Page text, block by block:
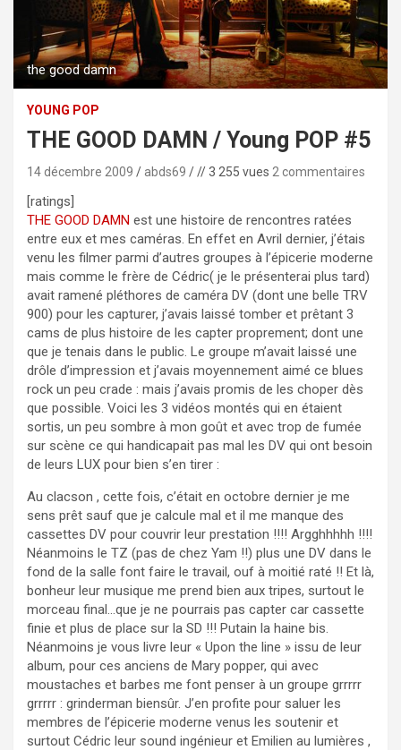
the good damn
YOUNG POP
THE GOOD DAMN / Young POP #5
14 décembre 2009 abds69 // 3 255 vues 2 commentaires
[ratings]
THE GOOD DAMN est une histoire de rencontres ratées
entre eux et mes caméras. En effet en Avril dernier, j’étais
venu les filmer parmi d’autres groupes à l’épicerie moderne
mais comme le frère de Cédric( je le présenterai plus tard)
avait ramené pléthores de caméra DV (dont une belle TRV
900) pour les capturer, j’avais laissé tomber et prêtant 3
cams de plus histoire de les capter proprement; dont une
que je tenais dans le public. Le groupe m’avait laissé une
drôle d’impression et j’avais moyennement aimé ce blues
rock un peu crade : mais j’avais promis de les choper dès
que possible. Voici les 3 vidéos montés qui en étaient
sortis, un peu sombre à mon goût et avec trop de fumée
sur scène ce qui handicapait pas mal les DV qui ont besoin
de leurs LUX pour bien s’en tirer :
Au clacson , cette fois, c’était en octobre dernier je me
sens prêt sauf que je calcule mal et il me manque des
cassettes DV pour couvrir leur prestation !!!! Argghhhhh !!!!
Néanmoins le TZ (pas de chez Yam !!) plus une DV dans le
fond de la salle font faire le travail, ouf à moitié raté !! Et là,
bonheur leur musique me prend bien aux tripes, surtout le
morceau final…que je ne pourrais pas capter car cassette
finie et plus de place sur la SD !!! Putain la haine bis.
Néanmoins je vous livre leur « Upon the line » issu de leur
album, pour ces anciens de Mary popper, qui avec
moustaches et barbes me font penser à un groupe grrrrr
grrrrr : grinderman biensûr. J’en profite pour saluer les
membres de l’épicerie moderne venus les soutenir et
surtout Cédric leur sound ingénieur et Emilien au lumières ,